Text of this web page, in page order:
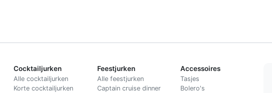
Cocktailjurken
Alle cocktailjurken
Korte cocktailjurken
Feestjurken
Alle feestjurken
Captain cruise dinner
Accessoires
Tasjes
Bolero's